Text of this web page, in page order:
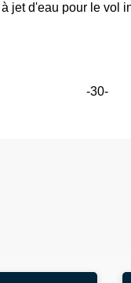
jet d'eau pour le
-30-